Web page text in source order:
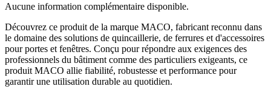
Aucune information complémentaire disponible.
Découvrez ce produit de la marque MACO, fabricant reconnu dans
le domaine des solutions de quincaillerie, de ferrures et d'accessoires
pour portes et fenêtres. Conçu pour répondre aux exigences des
professionnels du bâtiment comme des particuliers exigeants, ce
produit MACO allie fiabilité, robustesse et performance pour
garantir une utilisation durable au quotidien.